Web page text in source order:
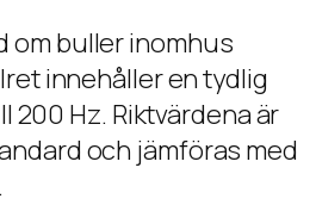
om buller inomhus
innehåller en tydlig
200 Hz. Riktvärdena är
och jämföras med